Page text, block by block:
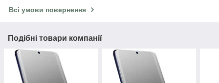
Всі умови повернення
Подібні товари компанії